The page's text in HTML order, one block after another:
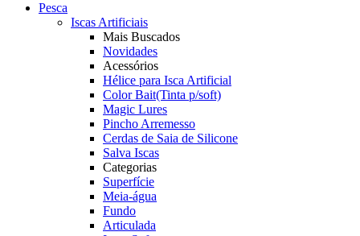
Pesca
Iscas Artificiais
Mais Buscados
Novidades
Acessórios
Hélice para Isca Artificial
Color Bait(Tinta p/soft)
Magic Lures
Pincho Arremesso
Cerdas de Saia de Silicone
Salva Iscas
Categorias
Superfície
Meia-água
Fundo
Articulada